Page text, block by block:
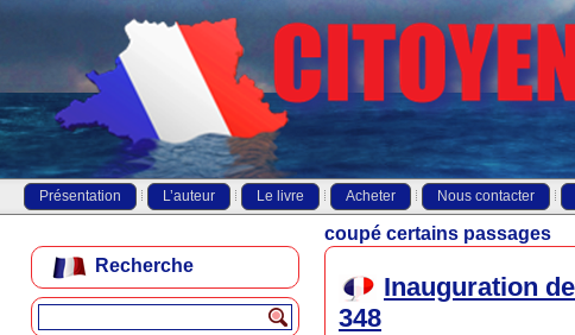
Présentation L’auteur Le livre Acheter Nous contacter
Recherche
coupé certains passages
Inauguration
348